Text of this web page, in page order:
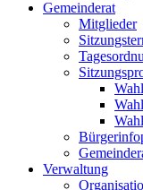
Gemeinderat
Mitglieder
Verwaltung